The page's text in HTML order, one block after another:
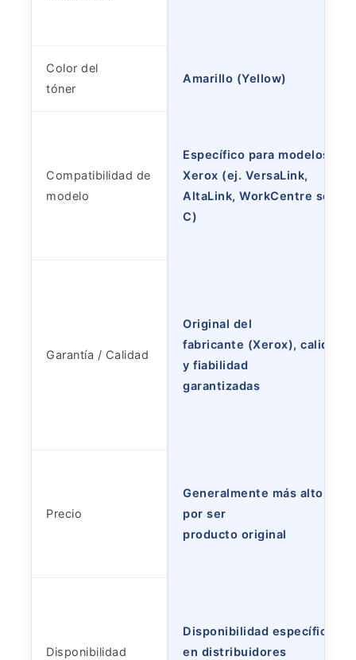
Color del
tóner
Amarillo (Yellow)
Compatibilidad de
modelo
Específico para modelos
Xerox (ej. VersaLink,
AltaLink, WorkCentre serie
C)
Garantía / Calidad
Original del
fabricante (Xerox), calidad
y fiabilidad
garantizadas
Precio
Generalmente más alto,
por ser
producto original
Disponibilidad
Disponibilidad específica
en distribuidores